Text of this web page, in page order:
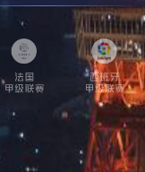
车载导航